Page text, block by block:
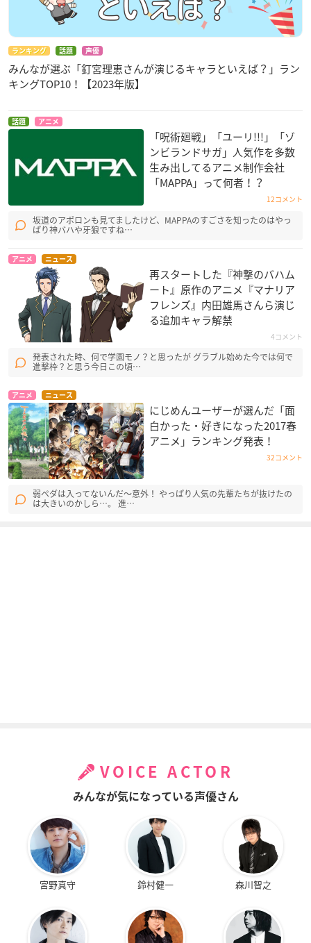
ランキング 話題 声優
みんなが選ぶ「釘宮理恵さんが演じるキャラといえば？」ラン
キングTOP10！【2023年版】
話題 アニメ
「呪術廻戦」「ユーリ!!!」「ゾ
ンビランドサガ」人気作を多数
生み出してるアニメ制作会社
「MAPPA」って何者！？
12コメント
坂道のアポロンも見てましたけど、MAPPAのすごさを知ったのはやっ
ぱり神バハや牙狼ですね…
アニメ ニュース
再スタートした『神撃のバハム
ート』原作のアニメ『マナリア
フレンズ』内田雄馬さんら演じ
る追加キャラ解禁
4コメント
発表された時、何で学園モノ？と思ったが グラブル始めた今では何で
進撃枠？と思う今日この頃…
アニメ ニュース
にじめんユーザーが選んだ「面
白かった・好きになった2017春
アニメ」ランキング発表！
32コメント
弱ペダは入ってないんだ～意外！ やっぱり人気の先輩たちが抜けたの
は大きいのかしら…。 進…
VOICE ACTOR
みんなが気になっている声優さん
宮野真守 鈴村健一 森川智之